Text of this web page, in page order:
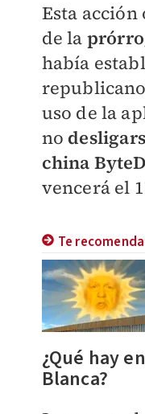
Esta
de la
había
uso de la
no
china
vencerá el
Te
¿Qué hay
Blanca?